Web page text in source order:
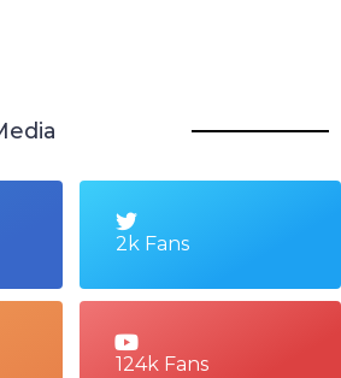
2k Fans
124k Fans